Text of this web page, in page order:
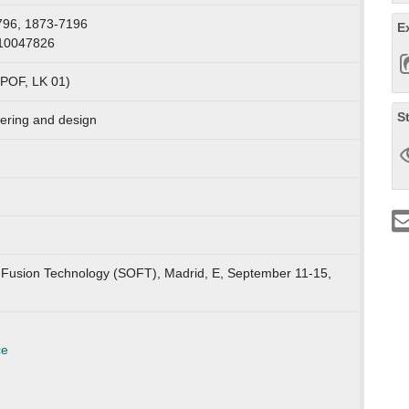
1873-7196
LK 01)
and design
Technology (SOFT), Madrid, E, September 11-15,